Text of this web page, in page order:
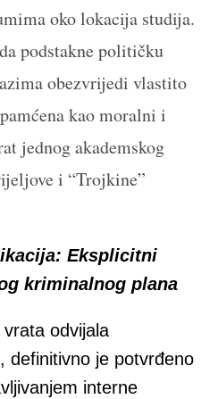
oko lokacija studija.
podstakne političku
obezvrijedi vlastito
kao moralni i
jednog akademskog
i “Trojkine”
Eksplicitni
kriminalnog plana
odvijala
definitivno je potvrđeno
interne